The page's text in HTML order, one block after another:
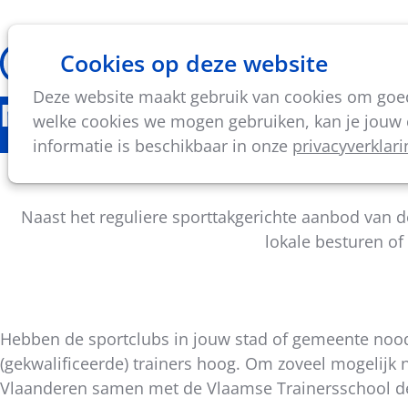
Cookies op deze website
Deze website maakt gebruik van cookies om
welke cookies we mogen gebruiken, kan je
informatie is beschikbaar in onze
Thema's Vorming &
Nieuws
Een
Naast het reguliere sporttakgerichte aanbod van
lokale besturen
Hebben de sportclubs in jouw stad of gemeente
(gekwalificeerde) trainers hoog. Om zoveel
Vlaanderen samen met de Vlaamse Trainersschool
Deel
dit